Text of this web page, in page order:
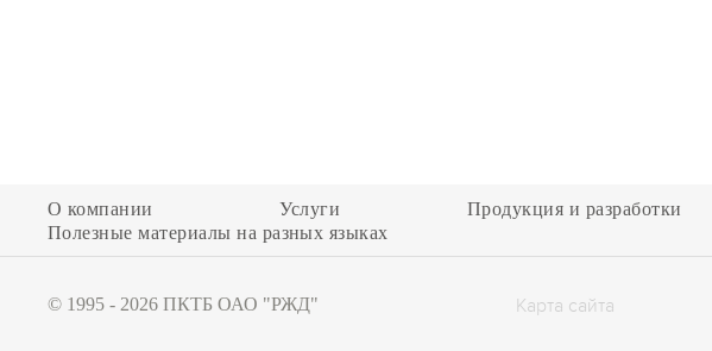
О компании Услуги Продукция и разработки
Полезные материалы на разных языках
© 1995 - 2026 ПКТБ ОАО "РЖД" Карта сайта